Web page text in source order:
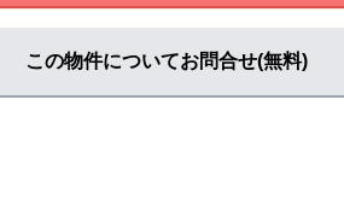
この物件についてお問合せ(無料)